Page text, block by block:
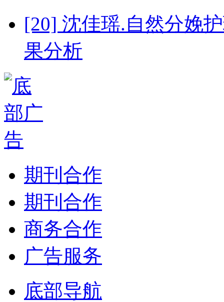
[20] 沈佳瑶.自然分娩
果分析
期刊合作
期刊合作
商务合作
广告服务
底部导航